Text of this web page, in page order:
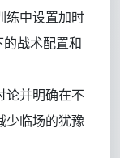
练中设置加时
战术配置和
论并明确在不
少临场的犹豫